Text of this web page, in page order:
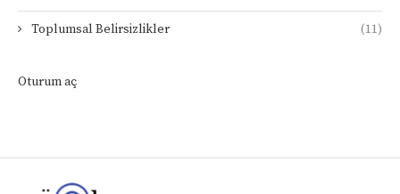
Toplumsal Belirsizlikler (11)
Oturum aç